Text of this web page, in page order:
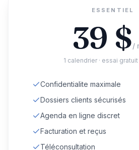
ESSENTIEL
39 $/
1 calendrier · essai
Confidentialite maximale
Dossiers clients sécurisés
Agenda en ligne discret
Facturation et reçus
Téléconsultation